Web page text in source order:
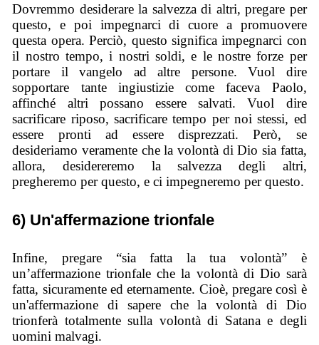
Dovremmo desiderare la salvezza di altri, pregare per
questo, e poi impegnarci di cuore a promuovere
questa opera. Perciò, questo significa impegnarci con
il nostro tempo, i nostri soldi, e le nostre forze per
portare il vangelo ad altre persone. Vuol dire
sopportare tante ingiustizie come faceva Paolo,
affinché altri possano essere salvati. Vuol dire
sacrificare riposo, sacrificare tempo per noi stessi, ed
essere pronti ad essere disprezzati. Però, se
desideriamo veramente che la volontà di Dio sia fatta,
allora, desidereremo la salvezza degli altri,
pregheremo per questo, e ci impegneremo per questo.
6) Un'affermazione trionfale
Infine, pregare “sia fatta la tua volontà” è
un’affermazione trionfale che la volontà di Dio sarà
fatta, sicuramente ed eternamente. Cioè, pregare così è
un'affermazione di sapere che la volontà di Dio
trionferà totalmente sulla volontà di Satana e degli
uomini malvagi.